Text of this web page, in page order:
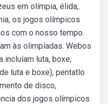
em olímpia, élida,.
os jogos olímpicos
com o nosso tempo.
às olimpíadas. Webos
incluíam luta, boxe,
luta e boxe), pentatlo
de disco,
dos jogos olímpicos